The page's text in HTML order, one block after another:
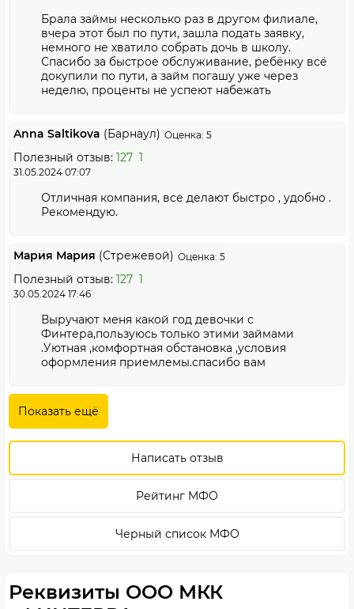
Брала займы несколько раз в другом филиале,
вчера этот был по пути, зашла подать заявку,
немного не хватило собрать дочь в школу.
Спасибо за быстрое обслуживание, ребёнку всё
докупили по пути, а займ погашу уже через
неделю, проценты не успеют набежать
Anna Saltikova (Барнаул) Оценка: 5
Полезный отзыв: 127 1
31.05.2024 07:07
Отличная компания, все делают быстро , удобно .
Рекомендую.
Мария Мария (Стрежевой) Оценка: 5
Полезный отзыв: 127 1
30.05.2024 17:46
Выручают меня какой год девочки с
Финтера,пользуюсь только этими займами
.Уютная ,комфортная обстановка ,условия
оформления приемлемы.спасибо вам
Показать ещё
Написать отзыв
Рейтинг МФО
Черный список МФО
Реквизиты ООО МКК